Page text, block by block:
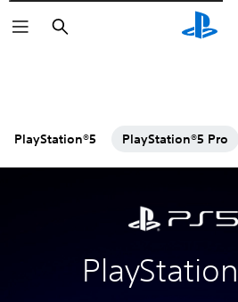
Pesquisar
PlayStation®5 PlayStation®5 Pro
PlayStation